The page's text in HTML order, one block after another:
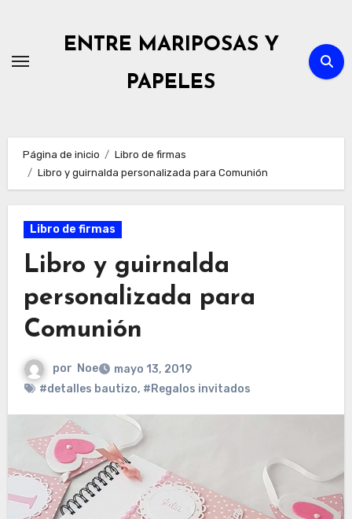
contenido
ENTRE MARIPOSAS Y
PAPELES
Página de inicio
Libro de firmas
Libro y guirnalda personalizada para Comunión
Libro de firmas
Libro y guirnalda
personalizada para
Comunión
por Noe
mayo 13, 2019
#detalles bautizo, #Regalos invitados